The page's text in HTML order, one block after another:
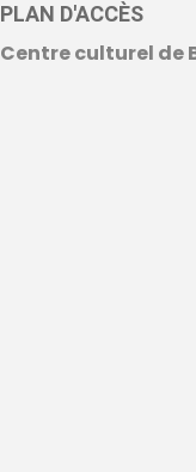
PLAN D'ACCÈS
Centre culturel de